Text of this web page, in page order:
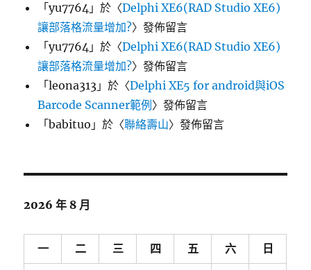
「yu7764 」於〈Delphi XE6(RAD Studio XE6)
讓部落格流量增加?〉發佈留言
「yu7764 」於〈Delphi XE6(RAD Studio XE6)
讓部落格流量增加?〉發佈留言
「leona313 」於〈Delphi XE5 for android與iOS
Barcode Scanner範例 〉發佈留言
「babituo 」於〈聯絡壽山〉發佈留言
2026 年 8 月
一 二 三 四 五 六 日